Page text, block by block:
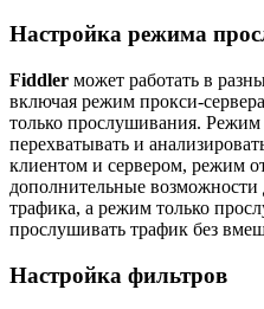
Настройка режима
Fiddler может работать в
включая режим прокси-
только прослушивания. Режим
перехватывать и
клиентом и сервером, режим
дополнительные возможности
трафика, а режим только
прослушивать трафик без
Настройка фильтров